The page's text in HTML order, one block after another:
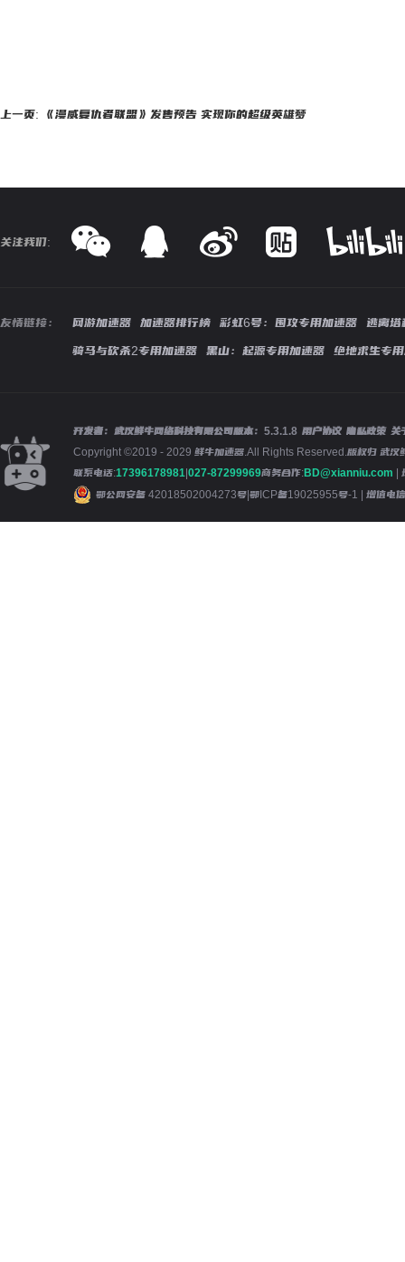
上一页: 《漫威复仇者联盟》发售预告 实现你的超级英雄梦
关注我们:
友情链接： 网游加速器 加速器排行榜 彩虹6号：围攻专用加速器
逃离塔
骑马与砍杀2专用加速器
黑山：起源专用加速器 绝地求生专
开发者：武汉鲜牛网络科技有限公司版本： 5.3.1.8 用户协议 隐私政策 关
Copyright ©2019 - 2029 鲜牛加速器.All Rights Reserved.版权归 武汉
联系电话:17396178981 027-87299969商务合作:BD@xianniu.com |
鄂公网安备 42018502004273号 鄂ICP备19025955号-1 | 增值电